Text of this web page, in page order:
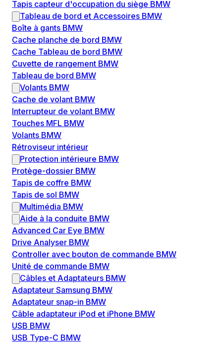
Tapis capteur d'occupation du siège BMW
Tableau de bord et Accessoires BMW
Boîte à gants BMW
Cache planche de bord BMW
Cache Tableau de bord BMW
Cuvette de rangement BMW
Tableau de bord BMW
Volants BMW
Cache de volant BMW
Interrupteur de volant BMW
Touches MFL BMW
Volants BMW
Rétroviseur intérieur
Protection intérieure BMW
Protège-dossier BMW
Tapis de coffre BMW
Tapis de sol BMW
Multimédia BMW
Aide à la conduite BMW
Advanced Car Eye BMW
Drive Analyser BMW
Controller avec bouton de commande BMW
Unité de commande BMW
Câbles et Adaptateurs BMW
Adaptateur Samsung BMW
Adaptateur snap-in BMW
Câble adaptateur iPod et iPhone BMW
USB BMW
USB Type-C BMW